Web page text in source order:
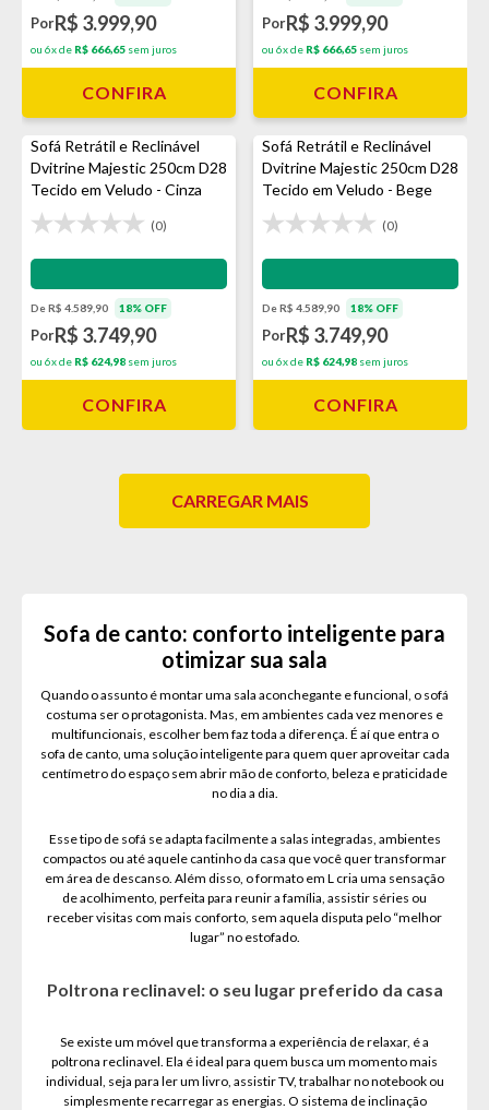
PorR$ 3.999,90
ou 6x de R$ 666,65 sem juros
CONFIRA
PorR$ 3.999,90
ou 6x de R$ 666,65 sem juros
CONFIRA
Sofá Retrátil e Reclinável
Dvitrine Majestic 250cm D28
Tecido em Veludo - Cinza
(0)
Impermeabilização - VEDA
De R$ 4.589,90 18% OFF
PorR$ 3.749,90
ou 6x de R$ 624,98 sem juros
CONFIRA
Sofá Retrátil e Reclinável
Dvitrine Majestic 250cm D28
Tecido em Veludo - Bege
(0)
Impermeabilização - VEDA
De R$ 4.589,90 18% OFF
PorR$ 3.749,90
ou 6x de R$ 624,98 sem juros
CONFIRA
CARREGAR MAIS
Sofa de canto: conforto inteligente para
otimizar sua sala
Quando o assunto é montar uma sala aconchegante e funcional, o sofá
costuma ser o protagonista. Mas, em ambientes cada vez menores e
multifuncionais, escolher bem faz toda a diferença. É aí que entra o
sofa de canto, uma solução inteligente para quem quer aproveitar cada
centímetro do espaço sem abrir mão de conforto, beleza e praticidade
no dia a dia.
Esse tipo de sofá se adapta facilmente a salas integradas, ambientes
compactos ou até aquele cantinho da casa que você quer transformar
em área de descanso. Além disso, o formato em L cria uma sensação
de acolhimento, perfeita para reunir a família, assistir séries ou
receber visitas com mais conforto, sem aquela disputa pelo “melhor
lugar” no estofado.
Poltrona reclinavel: o seu lugar preferido da casa
Se existe um móvel que transforma a experiência de relaxar, é a
poltrona reclinavel. Ela é ideal para quem busca um momento mais
individual, seja para ler um livro, assistir TV, trabalhar no notebook ou
simplesmente recarregar as energias. O sistema de inclinação